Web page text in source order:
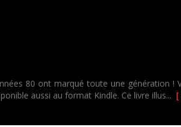
80 ont marqué toute une génération
aussi au format Kindle. Ce livre illus... [